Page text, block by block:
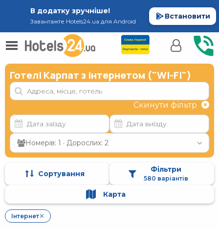
В додатку зручніше!
Завантажте Hotels24.ua для Android
Встановити
Готелі Карпат з інтернетом ("Wi-Fi")
Скинути фільтр
Номерів: 1 · Дорослих: 2
Сортування Фільтри
580 варіантів
Карта
Інтернет✕